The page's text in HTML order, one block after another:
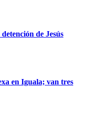
de Jesús
en Iguala; van tres